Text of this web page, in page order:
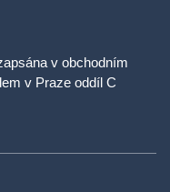
v obchodním
v Praze oddíl C